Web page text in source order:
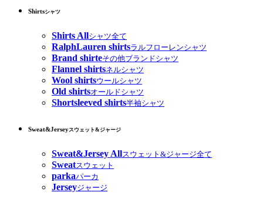
Shirtsシャツ
Shirts Allシャツ全て
RalphLauren shirtsラルフローレンシャツ
Brand shirteその他ブランドシャツ
Flannel shirtsネルシャツ
Wool shirtsウールシャツ
Old shirtsオールドシャツ
Shortsleeved shirts半袖シャツ
Sweat&Jerseyスウェット&ジャージ
Sweat&Jersey Allスウェット&ジャージ全て
Sweatスウェット
parkaパーカ
Jerseyジャージ